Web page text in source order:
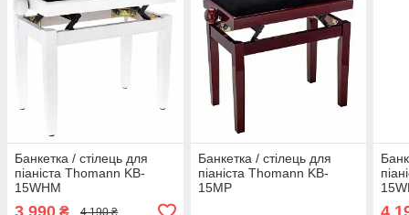
Банкетка / стілець для
піаніста Thomann KB-
15WHM
4 190 ₴
Банкетка / стілець для
піаніста Thomann KB-
15MP